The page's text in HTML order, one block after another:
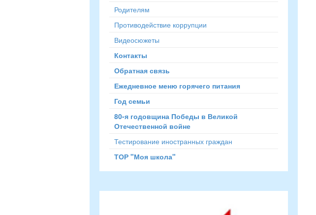
Родителям
Противодействие коррупции
Видеосюжеты
Контакты
Обратная связь
Ежедневное меню горячего питания
Год семьи
80-я годовщина Победы в Великой
Отечественной войне
Тестирование иностранных граждан
ТОР "Моя школа"